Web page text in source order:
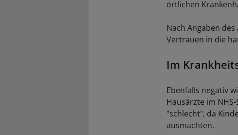
örtlichen
Nach Angaben
Vertrauen in die
Im
Ebenfalls negativ
Hausärzte im
"schlecht", da
ausmachten.